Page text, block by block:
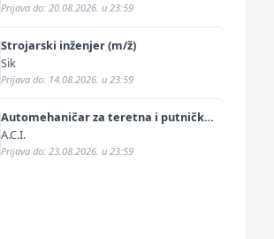
Prijava do: 20.08.2026. u 23:59
Strojarski inženjer (m/ž)
Sik
Prijava do: 14.08.2026. u 23:59
Automehaničar za teretna i putnička
vozila (m/ž)
A.C.I.
Prijava do: 23.08.2026. u 23:59